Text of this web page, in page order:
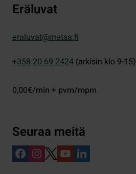
Eräluvat
eraluvat@metsa.fi
+358 20 69 2424 (arkisin klo 9-15)
0,00€/min + pvm/mpm
Seuraa meitä